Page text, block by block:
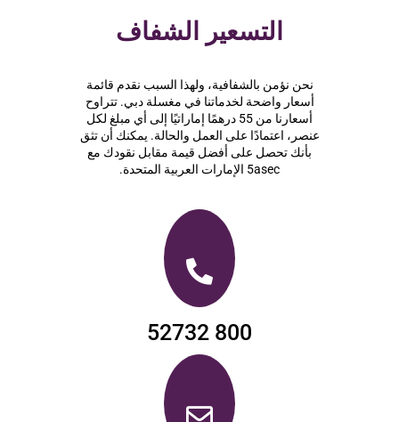
التسعير الشفاف
نحن نؤمن بالشفافية، ولهذا السبب نقدم قائمة
أسعار واضحة لخدماتنا في مغسلة دبي. تتراوح
أسعارنا من 55 درهمًا إماراتيًا إلى أي مبلغ لكل
عنصر، اعتمادًا على العمل والحالة. يمكنك أن تثق
بأنك تحصل على أفضل قيمة مقابل نقودك مع
5asec الإمارات العربية المتحدة.
800 52732